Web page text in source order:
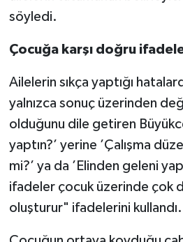
söyledi.
Çocuğa karşı doğru
Ailelerin sıkça yaptığı
yalnızca sonuç üzerinden
olduğunu dile getiren
yaptın?’ yerine ’Çalışma
mi?’ ya da ’Elinden geleni
ifadeler çocuk üzerinde çok
oluşturur" ifadelerini kullandı.